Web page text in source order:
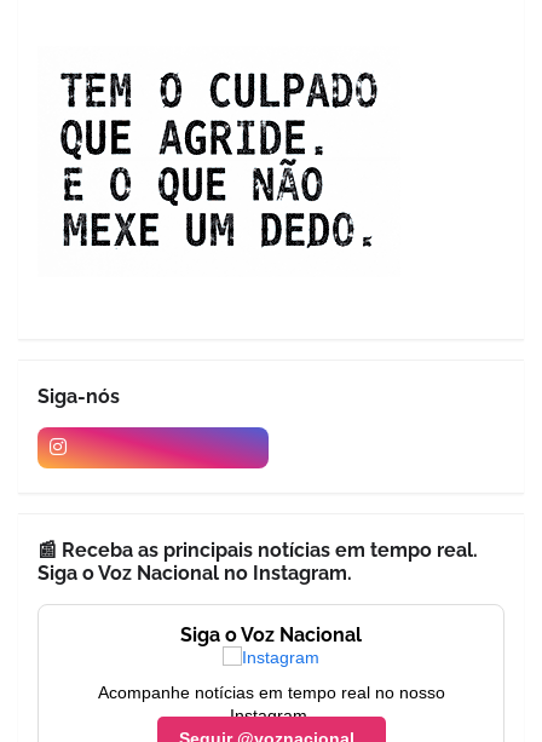
Siga-nós
📰 Receba as principais notícias em tempo real.
Siga o Voz Nacional no Instagram.
Siga o Voz Nacional
Acompanhe notícias em tempo real no nosso
Instagram.
Seguir @voznacional_